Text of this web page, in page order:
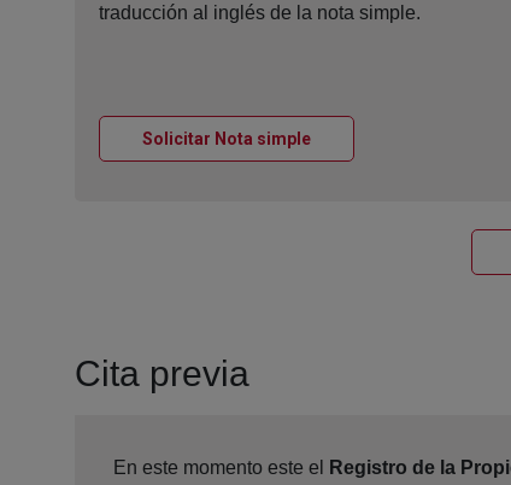
traducción al inglés de la nota simple.
Solicitar Nota simpleVentana nueva
Cita previa
En este momento este el Registro de la